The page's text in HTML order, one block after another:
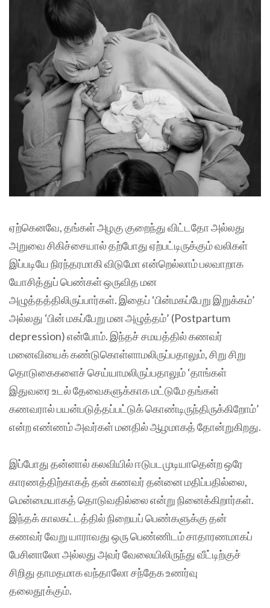
ஏற்கெனவே, தங்கள் அழகு குறைந்து விட்டதோ அல்லது
அறுவை சிகிச்சையால் தற்போது ஏற்பட்டிருக்கும் வலிகள்
இப்படியே நிரந்தரமாகி விடுமோ என்றெல்லாம் பலவாறாக
யோசித்துப் பெண்கள் ஒருவித மன
அழுத்தத்திலிருப்பார்கள். இதைப் ‘பின்மகப்பேறு இறுக்கம்’
அல்லது ‘பின் மகப்பேறு மன அழுத்தம்’ (Postpartum
depression) என்போம். இந்தச் சமயத்தில் கணவர்
மனைவியைக் கண்டுகொள்ளாமலிருப்பதாலும், சிறு சிறு
தொடுகைகளைச் செய்யாமலிருப்பதாலும் ‘தாங்கள்
இதுவரை உடல் தேவைகளுக்காக மட்டுமே தங்கள்
கணவரால் பயன்படுத்தப்பட்டுக் கொண்டிருந்திருக்கிறோம்’
என்ற எண்ணம் அவர்கள் மனதில் ஆழமாகத் தோன்றுகிறது.
இப்போது தன்னால் கலவியில் ஈடுபடமுடியாதென்ற ஒரே
காரணத்திற்காகத் தன் கணவர் தன்னை மதிப்பதில்லை,
மென்மையாகத் தொடுவதில்லை என்று நினைக்கிறார்கள்.
இந்தக் காலகட்டத்தில் நிறையப் பெண்களுக்கு தன்
கணவர் வேறு யாராவது ஒரு பெண்ணிடம் சாதாரணமாகப்
பேசினாலோ அல்லது அவர் வேலையிலிருந்து வீட்டிற்குச்
சிறிது தாமதமாக வந்தாலோ சந்தேக உணர்வு
தலைதூக்கும்.